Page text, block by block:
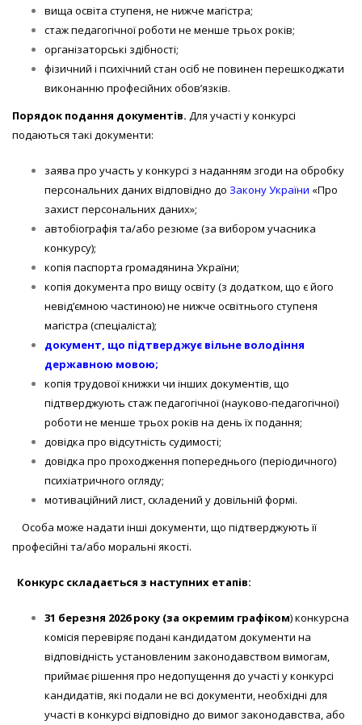
вища освіта ступеня, не нижче магістра;
стаж педагогічної роботи не менше трьох років;
організаторські здібності;
фізичний і психічний стан осіб не повинен перешкоджати
виконанню професійних обов’язків.
Порядок подання документів. Для участі у конкурсі
подаються такі документи:
заява про участь у конкурсі з наданням згоди на обробку
персональних даних відповідно до Закону України «Про
захист персональних даних»;
автобіографія та/або резюме (за вибором учасника
конкурсу);
копія паспорта громадянина України;
копія документа про вищу освіту (з додатком, що є його
невід’ємною частиною) не нижче освітнього ступеня
магістра (спеціаліста);
документ, що підтверджує вільне володіння
державною мовою;
копія трудової книжки чи інших документів, що
підтверджують стаж педагогічної (науково-педагогічної)
роботи не менше трьох років на день їх подання;
довідка про відсутність судимості;
довідка про проходження попереднього (періодичного)
психіатричного огляду;
мотиваційний лист, складений у довільній формі.
Особа може надати інші документи, що підтверджують її
професійні та/або моральні якості.
Конкурс складається з наступних етапів:
31 березня 2026 року (за окремим графіком) конкурсна
комісія перевіряє подані кандидатом документи на
відповідність установленим законодавством вимогам,
приймає рішення про недопущення до участі у конкурсі
кандидатів, які подали не всі документи, необхідні для
участі в конкурсі відповідно до вимог законодавства, або